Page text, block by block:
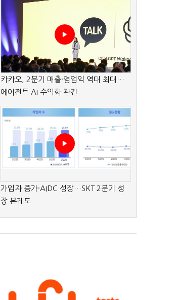
카카오, 2분기 매출·영업익 역대 최대…
에이전트 AI 수익화 관건
가입자 증가·AIDC 성장…SKT 2분기 성
장 본궤도